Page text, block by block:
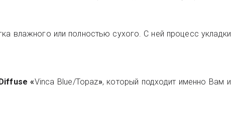
влажного или полностью сухого. С ней процесс укладки
«Vinca Blue/Topaz», который подходит именно Вам и